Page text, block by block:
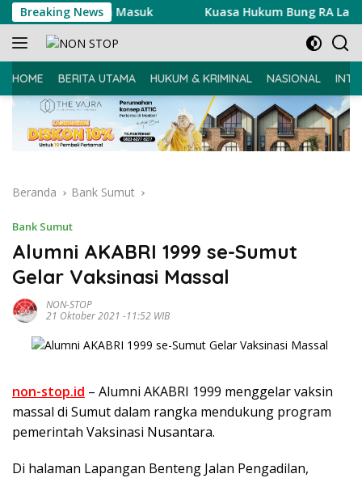
Langsung
ke
konten
Breaking News
Ujian Masuk Kuasa Hukum Bung RA
HOME BERITA UTAMA HUKUM & KRIMINAL NASIONAL
Beranda Bank Sumut
Bank Sumut
Alumni AKABRI 1999 se-Sumut
Gelar Vaksinasi Massal
NON-STOP
21 Oktober 2021 -11:52 WIB
non-stop.id – Alumni AKABRI 1999 menggelar vaksin
massal di Sumut dalam rangka mendukung program
pemerintah Vaksinasi Nusantara.
Di halaman Lapangan Benteng Jalan Pengadilan,